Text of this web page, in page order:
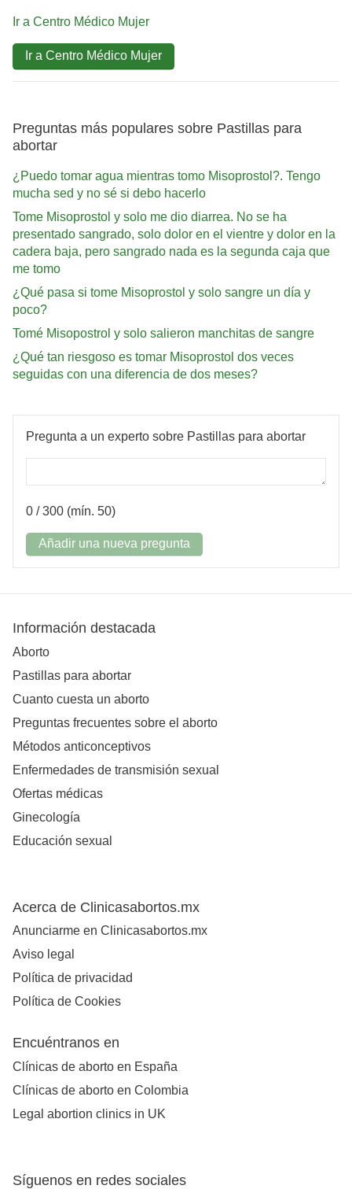
Ir a Centro Médico Mujer
Ir a Centro Médico Mujer
Preguntas más populares sobre Pastillas para
abortar
¿Puedo tomar agua mientras tomo Misoprostol?. Tengo
mucha sed y no sé si debo hacerlo
Tome Misoprostol y solo me dio diarrea. No se ha
presentado sangrado, solo dolor en el vientre y dolor en la
cadera baja, pero sangrado nada es la segunda caja que
me tomo
¿Qué pasa si tome Misoprostol y solo sangre un día y
poco?
Tomé Misopostrol y solo salieron manchitas de sangre
¿Qué tan riesgoso es tomar Misoprostol dos veces
seguidas con una diferencia de dos meses?
Pregunta a un experto sobre Pastillas para abortar
0 / 300 (mín. 50)
Añadir una nueva pregunta
Información destacada
Aborto
Pastillas para abortar
Cuanto cuesta un aborto
Preguntas frecuentes sobre el aborto
Métodos anticonceptivos
Enfermedades de transmisión sexual
Ofertas médicas
Ginecología
Educación sexual
Acerca de Clinicasabortos.mx
Anunciarme en Clinicasabortos.mx
Aviso legal
Política de privacidad
Política de Cookies
Encuéntranos en
Clínicas de aborto en España
Clínicas de aborto en Colombia
Legal abortion clinics in UK
Síguenos en redes sociales